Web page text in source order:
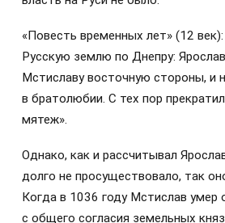
«Повесть временных лет» (12
Русскую землю по Днепру:
Мстиславу восточную стороны, и
в братолюбии. С тех пор
мятеж».
Однако, как и рассчитывал
долго не просуществовало, так
Когда в 1036 году Мстислав умер
с общего согласия земельных